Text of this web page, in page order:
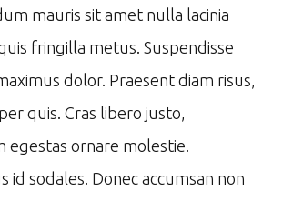
mauris sit amet nulla lacinia
fringilla metus. Suspendisse
dolor. Praesent diam risus,
quis. Cras libero justo,
egestas ornare molestie.
sodales. Donec accumsan non